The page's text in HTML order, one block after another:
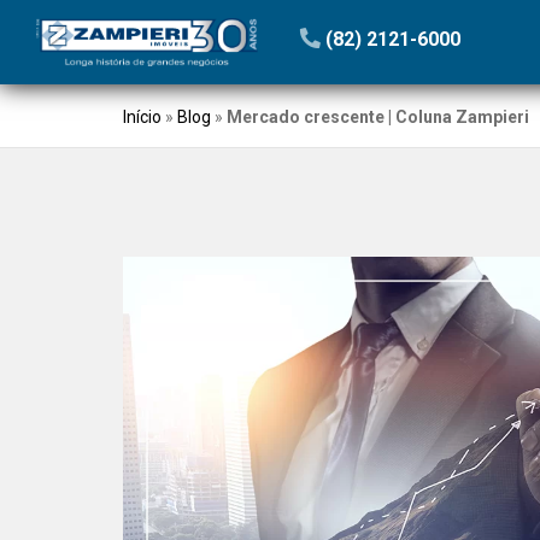
(82) 2121-6000
Início » Blog » Mercado crescente | Coluna Zampieri